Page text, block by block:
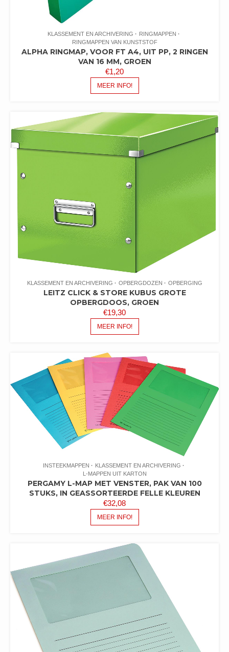
KLASSEMENT EN ARCHIVERING
RINGMAPPEN
RINGMAPPEN VAN KUNSTSTOF
ALPHA RINGMAP, VOOR FT A4, UIT PP, 2 RINGEN
VAN 16 MM, GROEN
€1,20
MEER INFO!
KLASSEMENT EN ARCHIVERING OPBERGDOZEN OPBERGING
LEITZ CLICK & STORE KUBUS GROTE
OPBERGDOOS, GROEN
€19,30
MEER INFO!
INSTEEKMAPPEN
KLASSEMENT EN ARCHIVERING
L-MAPPEN UIT KARTON
PERGAMY L-MAP MET VENSTER, PAK VAN 100
STUKS, IN GEASSORTEERDE FELLE KLEUREN
€32,08
MEER INFO!